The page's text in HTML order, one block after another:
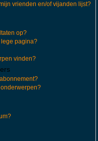
vrienden en/of vijanden lijst?
op?
lege pagina?
vinden?